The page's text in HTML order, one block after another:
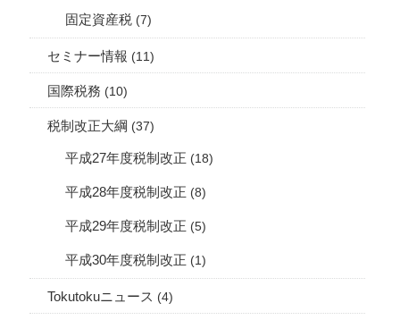
固定資産税 (7)
セミナー情報 (11)
国際税務 (10)
税制改正大綱 (37)
平成27年度税制改正 (18)
平成28年度税制改正 (8)
平成29年度税制改正 (5)
平成30年度税制改正 (1)
Tokutokuニュース (4)